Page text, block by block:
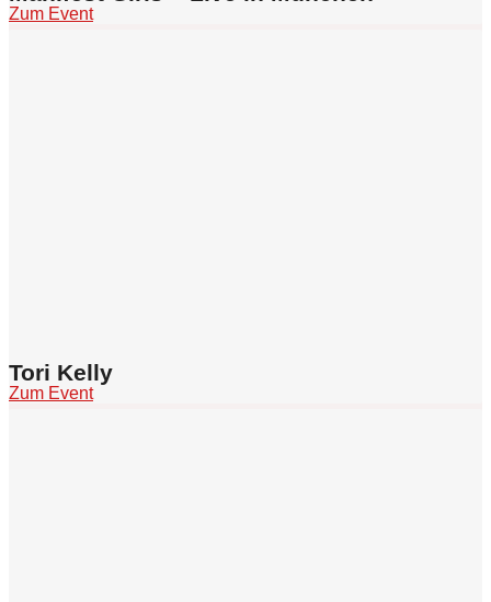
Zum Event
Tori Kelly
Zum Event